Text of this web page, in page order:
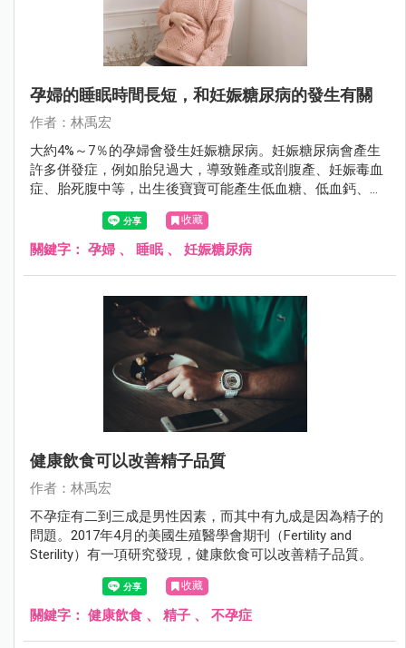
孕婦的睡眠時間長短，和妊娠糖尿病的發生有關
作者：林禹宏
大約4%～7％的孕婦會發生妊娠糖尿病。妊娠糖尿病會產生
許多併發症，例如胎兒過大，導致難產或剖腹產、妊娠毒血
症、胎死腹中等，出生後寶寶可能產生低血糖、低血鈣、黃
疸等。肥胖、家族史、或是體重增加太多和妊娠糖尿病的發
生有關。此外有些研究發現，睡太久和睡太少都會影響葡萄
糖的代謝，2017年4月的美國婦產科學期刊（American
收藏
關鍵字： 孕婦 、 睡眠、 妊娠糖尿病
健康飲食可以改善精子品質
作者：林禹宏
不孕症有二到三成是男性因素，而其中有九成是因為精子的
問題。2017年4月的美國生殖醫學會期刊（Fertility and
Sterility）有一項研究發現，健康飲食可以改善精子品質。
收藏
關鍵字： 健康飲食 、 精子 、 不孕症